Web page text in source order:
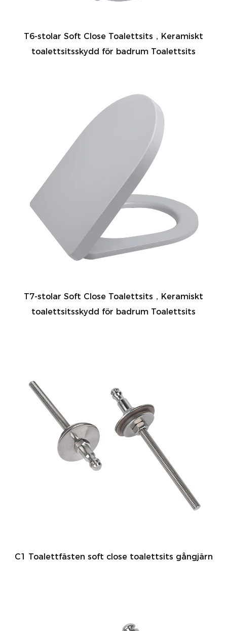
T6-stolar Soft Close Toalettsits，Keramiskt
toalettsitsskydd för badrum Toalettsits
T7-stolar Soft Close Toalettsits，Keramiskt
toalettsitsskydd för badrum Toalettsits
C1 Toalettfästen soft close toalettsits gångjärn